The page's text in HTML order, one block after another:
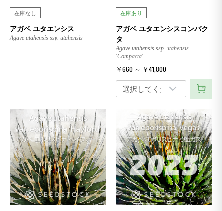
在庫なし
アガベ ユタエンシス
Agave utahensis ssp. utahensis
在庫あり
アガベ ユタエンシスコンパク
タ
Agave utahensis ssp. utahensis
'Compacta'
￥660 ～ ￥41,800